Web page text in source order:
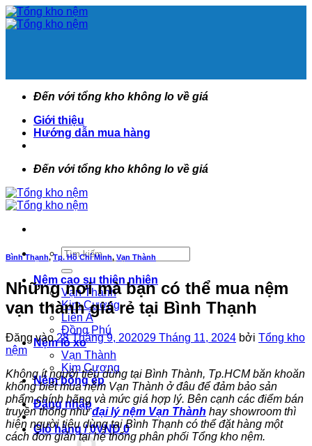
Bỏ
qua
Đến với tổng kho không lo về giá
Giới thiệu
Hướng dẫn mua hàng
Đến với tổng kho không lo về giá
Tìm
kiếm:
Nệm cao su thiên nhiên
Vạn Thành
Kim Cương
Liên Á
Đồng Phú
Nệm lò xo
Vạn Thành
Kim Cương
Nệm bông ép
Đăng nhập
Giỏ hàng /0VND 0
Bình Thạnh,Tp. Hồ Chí Minh, Vạn Thành
Những nơi mà bạn có thể mua nệm
vạn thành giá rẻ tại Bình Thạnh
Đăng vào28 Tháng 9, 202029 Tháng 11, 2024 bởi Tổng kho
nệm
Không ít người tiêu dùng tại Bình Thành, Tp.HCM băn khoăn
không biết mua nệm Vạn Thành ở đâu để đảm bảo sản
phẩm chính hãng và mức giá hợp lý. Bên cạnh các điểm bán
truyền thống nhưđại lý nệm Vạn Thành hay showroom thì
hiện người tiêu dùng tại Bình Thạnh có thể đặt hàng một
cách đơn giản tại hệ thống phân phối Tổng kho nệm.